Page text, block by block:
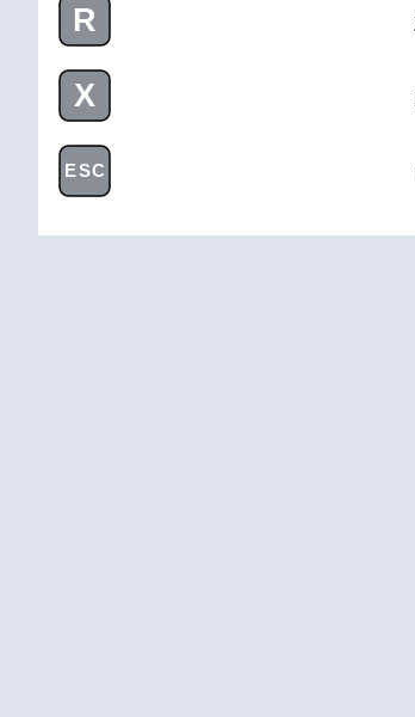
R
X
ESC